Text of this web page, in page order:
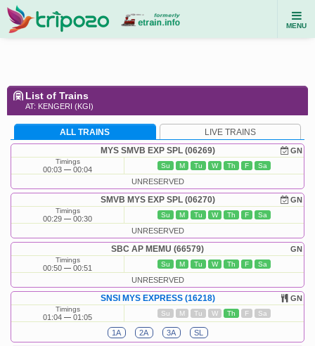
MENU
List of Trains
AT: KENGERI (KGI)
ALL TRAINS LIVE TRAINS
GN
MYS SMVB EXP SPL (06269)
Timings
00:03 00:04 Su M Tu W Th F Sa
UNRESERVED
GN
SMVB MYS EXP SPL (06270)
Timings
00:29 00:30 Su M Tu W Th F Sa
UNRESERVED
GN
SBC AP MEMU (66579)
Timings
00:50 00:51 Su M Tu W Th F Sa
UNRESERVED
GN
SNSI MYS EXPRESS (16218)
Timings
01:04 01:05 Su M Tu W Th F Sa
1A 2A 3A SL